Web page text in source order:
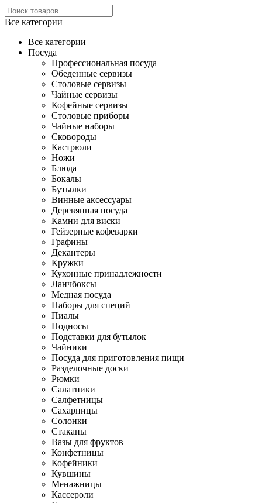
Все категории
Все категории
Посуда
Профессиональная посуда
Обеденные сервизы
Столовые сервизы
Чайные сервизы
Кофейные сервизы
Столовые приборы
Чайные наборы
Сковороды
Кастрюли
Ножи
Блюда
Бокалы
Бутылки
Винные аксессуары
Деревянная посуда
Камни для виски
Гейзерные кофеварки
Графины
Декантеры
Кружки
Кухонные принадлежности
Ланчбоксы
Медная посуда
Наборы для специй
Пиалы
Подносы
Подставки для бутылок
Чайники
Посуда для приготовления пищи
Разделочные доски
Рюмки
Салатники
Салфетницы
Сахарницы
Солонки
Стаканы
Вазы для фруктов
Конфетницы
Кофейники
Кувшины
Менажницы
Кассероли